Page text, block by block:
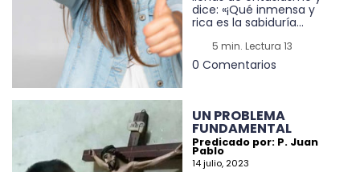
dice: «¡Qué inmensa y
rica es la sabiduría...
5 min. Lectura 13
0 Comentarios
UN PROBLEMA
FUNDAMENTAL
Predicado por: P. Juan
Pablo
14 julio, 2023